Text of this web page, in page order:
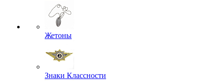
Жетоны
Знаки Классности